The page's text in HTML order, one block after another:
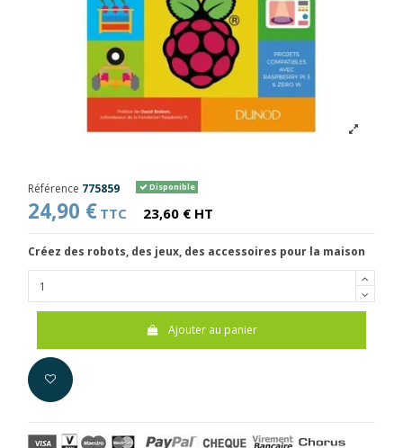
Référence 775859 Disponible
24,90 € TTC 23,60 € HT
Créez des robots, des jeux, des accessoires pour la maison
Ajouter au panier